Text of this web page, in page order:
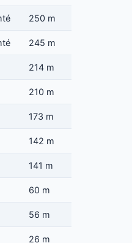
250 m
245 m
214 m
210 m
173 m
142 m
141 m
60 m
56 m
26 m